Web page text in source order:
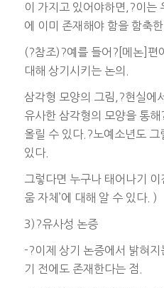
이 가지고 있어야하면,?이는
에 이미 존재해야 함을 함축한
(?참조)?예를 들어?[메논]편
대해 상기시키는 논의.
삼각형 모양의 그림,?현실에
유사한 삼각형의 모양을 통해
올릴 수 있다.?노예소년도
있다.
그렇다면 누구나 태어나기
움 자체’에 대해 알 수 있다. )
3)?유사성 논증
-?이제 상기 논증에서 밝혀
기 전에도 존재한다는 점.